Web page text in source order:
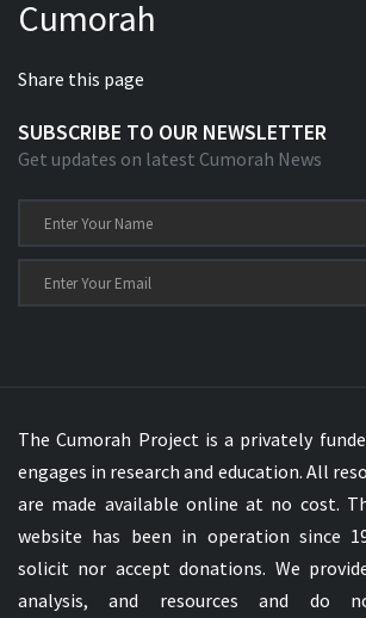
Cumorah
Share this page
SUBSCRIBE TO OUR NEWSLETTER
Get updates on latest Cumorah News
The Cumorah Project is a privately
engages in research and education. All
are made available online at no cost.
website has been in operation since
solicit nor accept donations. We
analysis, and resources and do